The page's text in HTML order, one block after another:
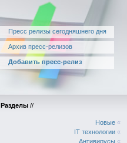
Пресс релизы сегодняшнего дня
Архив пресс-релизов
Добавить пресс-релиз
Разделы //
Новые «
IT технологии «
Антивирусы «